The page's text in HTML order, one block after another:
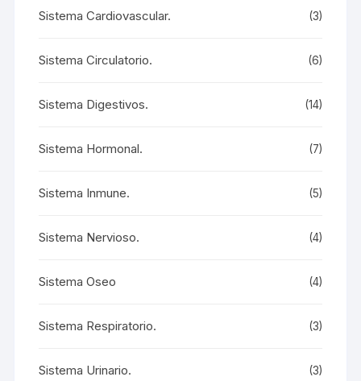
Sistema Cardiovascular. (3)
Sistema Circulatorio. (6)
Sistema Digestivos. (14)
Sistema Hormonal. (7)
Sistema Inmune. (5)
Sistema Nervioso. (4)
Sistema Oseo (4)
Sistema Respiratorio. (3)
Sistema Urinario. (3)